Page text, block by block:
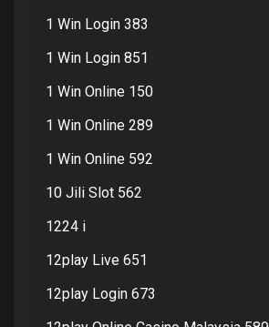
1 Win Login 383
1 Win Login 851
1 Win Online 150
1 Win Online 289
1 Win Online 592
10 Jili Slot 562
1224 i
12play Live 651
12play Login 673